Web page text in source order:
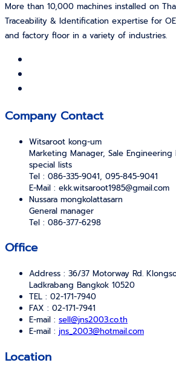
More than 10,000 machines installed on
Traceability & Identification expertise for
and factory floor in a variety of industries.
Company Contact
Witsaroot kong-um
Marketing Manager, Sale
special lists
Tel : 086-335-9041, 095-845-9041
E-Mail : ekk.witsaroot1985@gmail.com
Nussara mongkolattasarn
General manager
Tel : 086-377-6298
Office
Address : 36/37 Motorway Rd.
Ladkrabang Bangkok 10520
TEL : 02-171-7940
FAX : 02-171-7941
E-mail : sell@jns2003.co.th
E-mail : jns_2003@hotmail.com
Location